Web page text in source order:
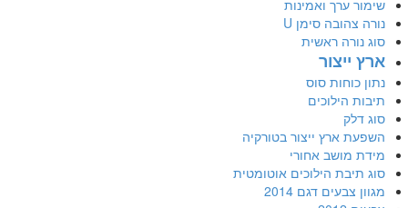
שימור ערך ואמינות
נורה צהובה סימן U
סוג נורה ראשית
ארץ ייצור
נתון כוחות סוס
תיבות הילוכים
סוג דלק
השפעת ארץ ייצור בטורקיה
מידת מושב אחורי
סוג תיבת הילוכים אוטומטית
מגוון צבעים דגם 2014